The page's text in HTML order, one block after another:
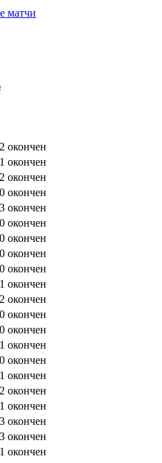
матчи
окончен
окончен
окончен
окончен
окончен
окончен
окончен
окончен
окончен
окончен
окончен
окончен
окончен
окончен
окончен
окончен
окончен
окончен
окончен
окончен
окончен